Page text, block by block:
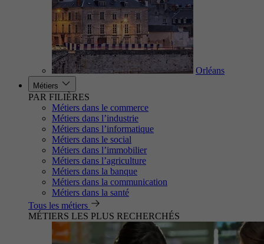
Orléans
Métiers
PAR FILIÈRES
Métiers dans le commerce
Métiers dans l’industrie
Métiers dans l’informatique
Métiers dans le social
Métiers dans l’immobilier
Métiers dans l’agriculture
Métiers dans la banque
Métiers dans la communication
Métiers dans la santé
Tous les métiers
MÉTIERS LES PLUS RECHERCHÉS